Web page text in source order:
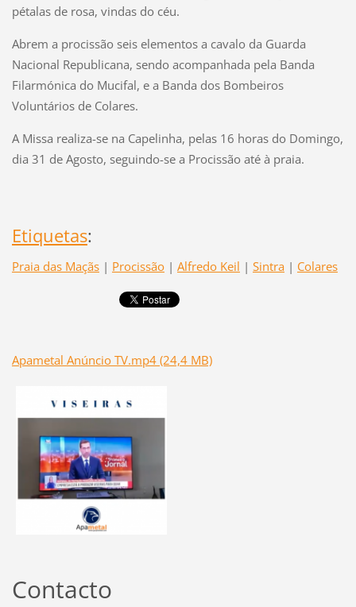
pétalas de rosa, vindas do céu.
Abrem a procissão seis elementos a cavalo da Guarda
Nacional Republicana, sendo acompanhada pela Banda
Filarmónica do Mucifal, e a Banda dos Bombeiros
Voluntários de Colares.
A Missa realiza-se na Capelinha, pelas 16 horas do Domingo,
dia 31 de Agosto, seguindo-se a Procissão até à praia.
Etiquetas:
Praia das Maçãs | Procissão | Alfredo Keil | Sintra | Colares
Apametal Anúncio TV.mp4 (24,4 MB)
Contacto